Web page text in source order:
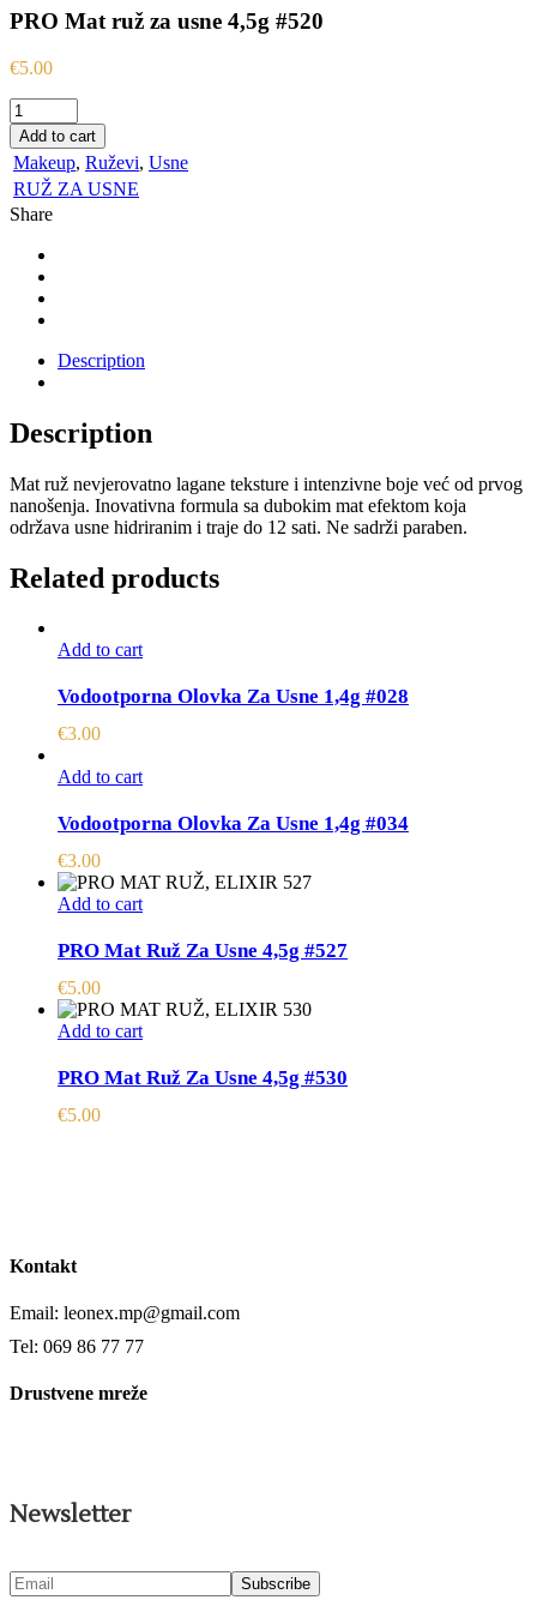
PRO Mat ruž za usne 4,5g #520
€5.00
PRO
Mat
ruž
za
usne
4,5g
quantity
Add to cart
Makeup, Ruževi, Usne
RUŽ ZA USNE
Share
Description
Description
Mat ruž nevjerovatno lagane teksture i intenzivne boje već od prvog
nanošenja. Inovativna formula sa dubokim mat efektom koja
održava usne hidriranim i traje do 12 sati. Ne sadrži paraben.
Related products
Add to cart
Vodootporna Olovka Za Usne 1,4g #028
€3.00
Add to cart
Vodootporna Olovka Za Usne 1,4g #034
€3.00
Add to cart
PRO Mat Ruž Za Usne 4,5g #527
€5.00
Add to cart
PRO Mat Ruž Za Usne 4,5g #530
€5.00
Kontakt
Email: leonex.mp@gmail.com
Tel: 069 86 77 77
Drustvene mreže
Newsletter